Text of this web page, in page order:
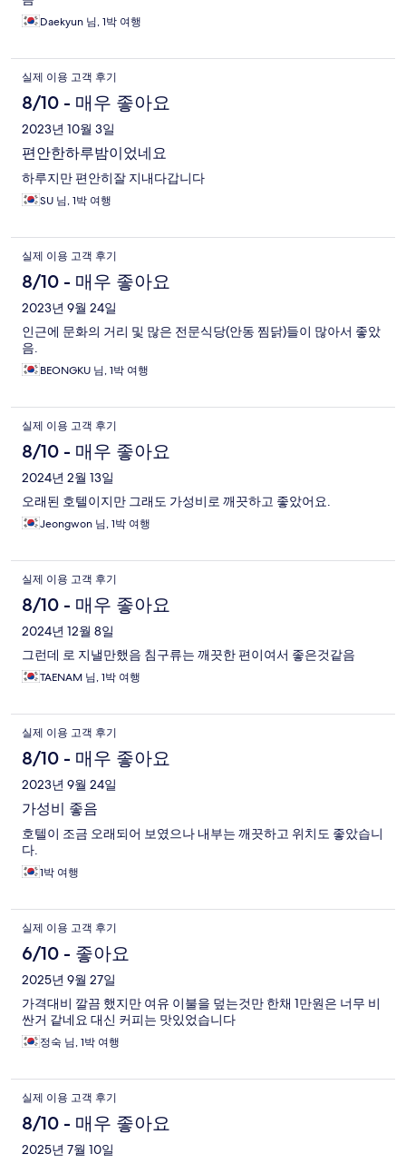
Daekyun 님, 1박 여행
실제 이용 고객 후기
8/10 - 매우 좋아요
2023년 10월 3일
편안한하루밤이었네요
하루지만 편안히잘 지내다갑니다
SU 님, 1박 여행
실제 이용 고객 후기
8/10 - 매우 좋아요
2023년 9월 24일
인근에 문화의 거리 및 많은 전문식당(안동 찜닭)들이 많아서 좋았
음.
BEONGKU 님, 1박 여행
실제 이용 고객 후기
8/10 - 매우 좋아요
2024년 2월 13일
오래된 호텔이지만 그래도 가성비로 깨끗하고 좋았어요.
Jeongwon 님, 1박 여행
실제 이용 고객 후기
8/10 - 매우 좋아요
2024년 12월 8일
그런데 로 지낼만했음 침구류는 깨끗한 편이여서 좋은것같음
TAENAM 님, 1박 여행
실제 이용 고객 후기
8/10 - 매우 좋아요
2023년 9월 24일
가성비 좋음
호텔이 조금 오래되어 보였으나 내부는 깨끗하고 위치도 좋았습니
다.
1박 여행
실제 이용 고객 후기
6/10 - 좋아요
2025년 9월 27일
가격대비 깔끔 했지만 여유 이불을 덮는것만 한채 1만원은 너무 비
싼거 같네요 대신 커피는 맛있었습니다
정숙 님, 1박 여행
실제 이용 고객 후기
8/10 - 매우 좋아요
2025년 7월 10일